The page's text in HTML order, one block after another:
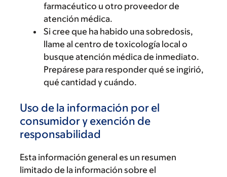
farmacéutico u otro proveedor de
atención médica.
Si cree que ha habido una sobredosis,
llame al centro de toxicología local o
busque atención médica de inmediato.
Prepárese para responder qué se ingirió,
qué cantidad y cuándo.
Uso de la información por el
consumidor y exención de
responsabilidad
Esta información general es un resumen
limitado de la información sobre el